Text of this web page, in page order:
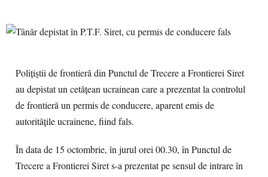
Poliţiştii de frontieră din Punctul de Trecere a Frontierei Siret
au depistat un cetățean ucrainean care a prezentat la controlul
de frontieră un permis de conducere, aparent emis de
autoritățile ucrainene, fiind fals.
În data de 15 octombrie, în jurul orei 00.30, în Punctul de
Trecere a Frontierei Siret s-a prezentat pe sensul de intrare în